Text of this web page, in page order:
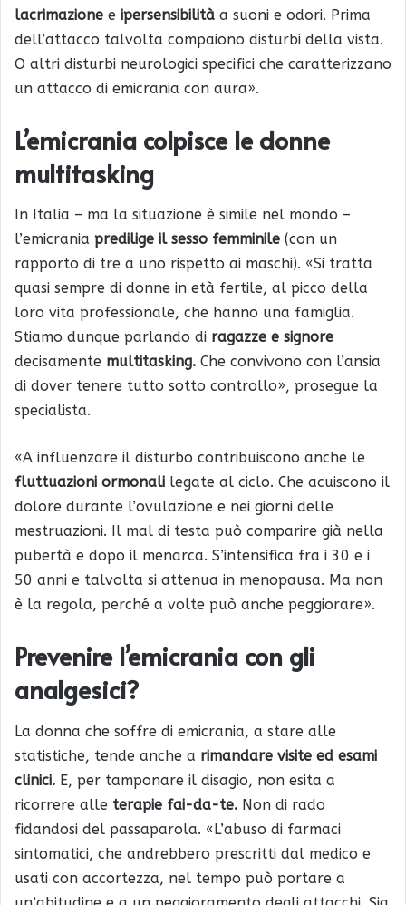
lacrimazione e ipersensibilità a suoni e odori. Prima
dell’attacco talvolta compaiono disturbi della vista.
O altri disturbi neurologici specifici che caratterizzano
un attacco di emicrania con aura».
L’emicrania colpisce le donne
multitasking
In Italia – ma la situazione è simile nel mondo –
l’emicrania predilige il sesso femminile (con un
rapporto di tre a uno rispetto ai maschi). «Si tratta
quasi sempre di donne in età fertile, al picco della
loro vita professionale, che hanno una famiglia.
Stiamo dunque parlando di ragazze e signore
decisamente multitasking. Che convivono con l’ansia
di dover tenere tutto sotto controllo», prosegue la
specialista.
«A influenzare il disturbo contribuiscono anche le
fluttuazioni ormonali legate al ciclo. Che acuiscono il
dolore durante l’ovulazione e nei giorni delle
mestruazioni. Il mal di testa può comparire già nella
pubertà e dopo il menarca. S’intensifica fra i 30 e i
50 anni e talvolta si attenua in menopausa. Ma non
è la regola, perché a volte può anche peggiorare».
Prevenire l’emicrania con gli
analgesici?
La donna che soffre di emicrania, a stare alle
statistiche, tende anche a rimandare visite ed esami
clinici. E, per tamponare il disagio, non esita a
ricorrere alle terapie fai-da-te. Non di rado
fidandosi del passaparola. «L’abuso di farmaci
sintomatici, che andrebbero prescritti dal medico e
usati con accortezza, nel tempo può portare a